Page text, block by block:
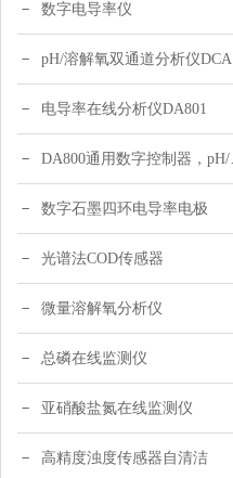
数字电导率仪
pH/溶解氧双通道分析仪DCA120
电导率在线分析仪DA801
DA800通用数字控制器，pH/DO/ORP多参数
数字石墨四环电导率电极
光谱法COD传感器
微量溶解氧分析仪
总磷在线监测仪
亚硝酸盐氮在线监测仪
高精度浊度传感器自清洁